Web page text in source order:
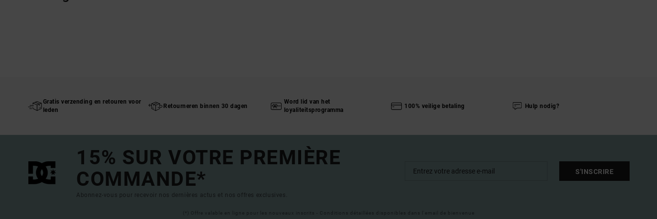
Gratis verzending en retouren voor
leden
Retourneren binnen 30 dagen
Word lid van het
loyaliteitsprogramma
100% veilige betaling Hulp nodig?
15% SUR VOTRE PREMIÈRE
COMMANDE*
Abonnez-vous pour recevoir nos dernières actus et nos offres exclusives.
S'INSCRIRE
(*) Offre valable en ligne pour les nouveaux inscrits - Conditions détaillées disponibles dans l'email de bienvenue